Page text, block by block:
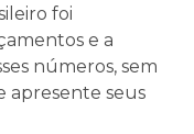
foi
e a
números, sem
apresente seus